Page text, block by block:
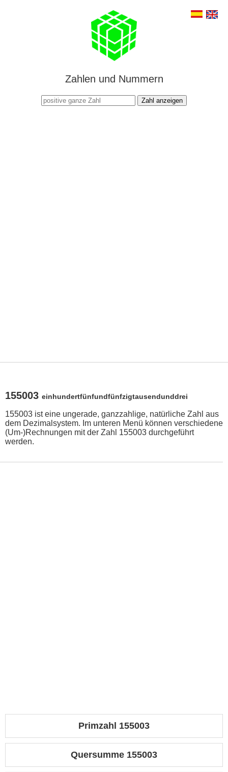
Zahlen und Nummern
Zahl anzeigen
155003 einhundertfünfundfünfzigtausendunddrei
155003 ist eine ungerade, ganzzahlige, natürliche Zahl aus
dem Dezimalsystem. Im unteren Menü können verschiedene
(Um-)Rechnungen mit der Zahl 155003 durchgeführt
werden.
Primzahl 155003
Quersumme 155003